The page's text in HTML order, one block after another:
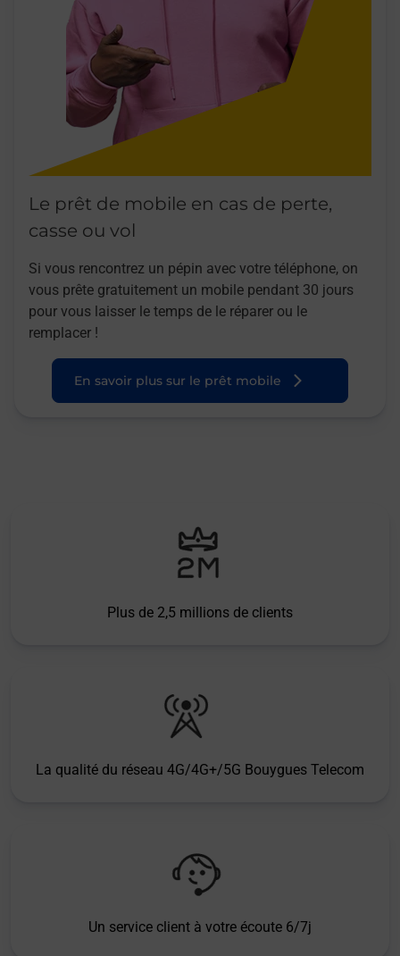
Le prêt de mobile en cas de perte,
casse ou vol
Si vous rencontrez un pépin avec votre téléphone, on
vous prête gratuitement un mobile pendant 30 jours
pour vous laisser le temps de le réparer ou le
remplacer !
En savoir plus sur le prêt mobile
Plus de 2,5 millions de clients
La qualité du réseau 4G/4G+/5G Bouygues Telecom
Un service client à votre écoute 6/7j